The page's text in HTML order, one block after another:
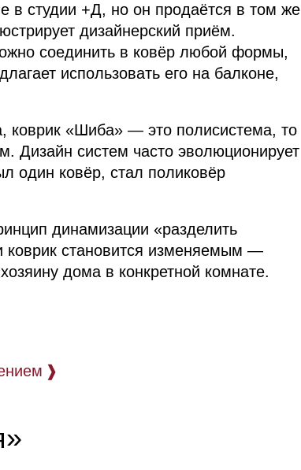
в студии +Д, но он продаётся в том же
дизайнерский приём.
соединить в ковёр любой формы,
использовать его на балконе,
коврик «Шиба» — это полисистема, то
Дизайн систем часто эволюционирует
ковёр, стал поликовёр
динамизации «разделить
коврик становится изменяемым —
дома в конкретной комнате.
❱